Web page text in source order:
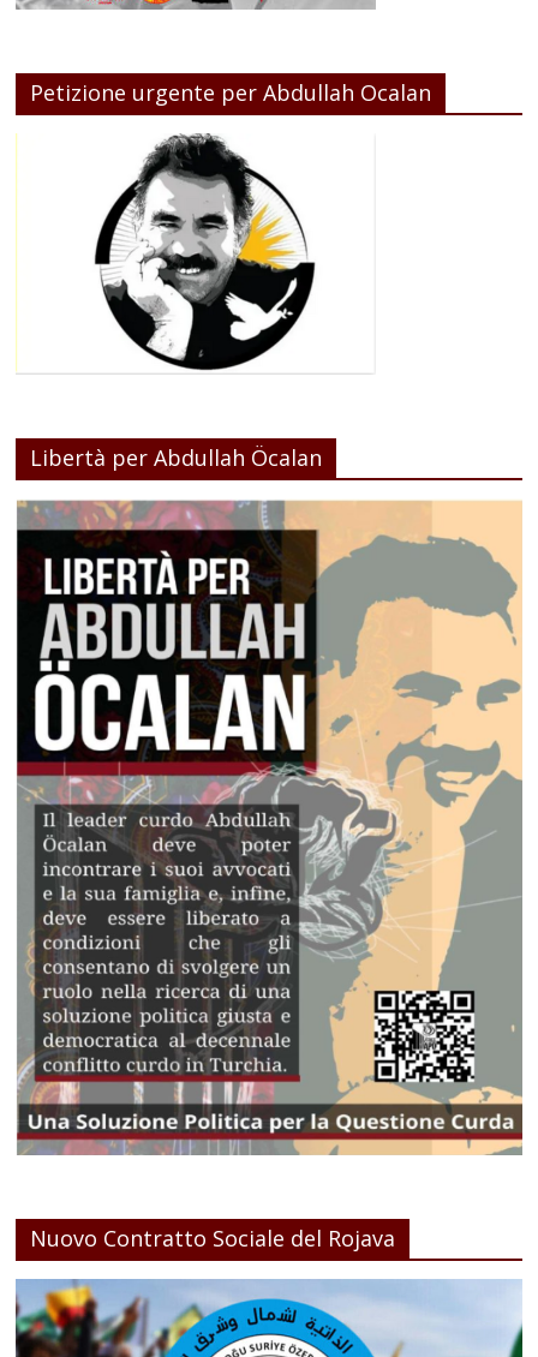
Petizione urgente per Abdullah Ocalan
Libertà per Abdullah Öcalan
Nuovo Contratto Sociale del Rojava